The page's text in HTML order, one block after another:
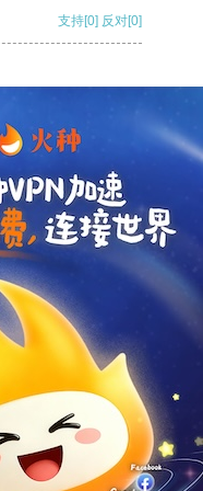
支持[0] 反对[0]
支持
支持[0] 反对[0]
支持[0] 反对[0]